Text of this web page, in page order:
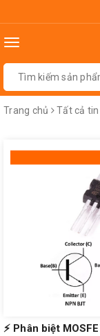
Toggle
Trang chủ Tất cả
⚡ Phân biệt